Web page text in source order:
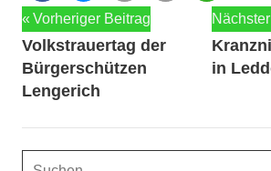
Beitragsnavigation
Vorheriger Beitrag
Volkstrauertag der
Bürgerschützen
Lengerich
in
Suchen